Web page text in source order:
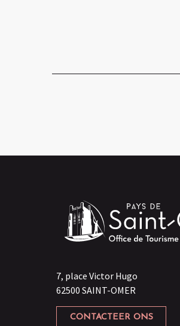
7, place Victor Hugo
62500 SAINT-OMER
CONTACTEER ONS